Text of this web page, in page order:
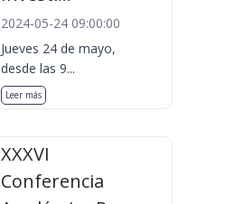
2024-05-24 09:00:00
Jueves 24 de mayo,
desde las 9...
Leer más
XXXVI
Conferencia